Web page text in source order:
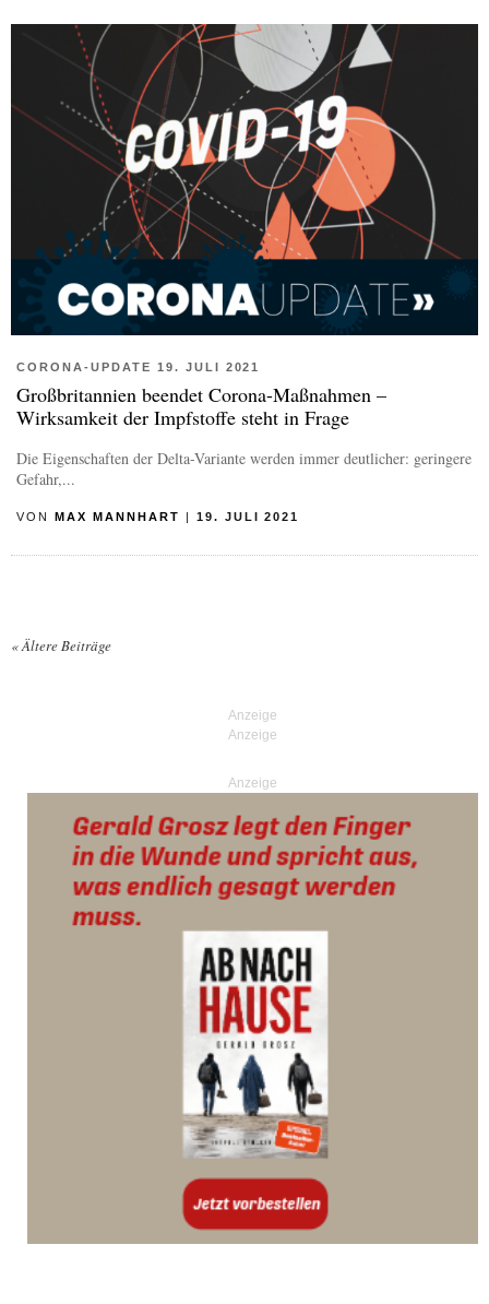
CORONA-UPDATE 19. JULI 2021
Großbritannien beendet Corona-Maßnahmen –
Wirksamkeit der Impfstoffe steht in Frage
Die Eigenschaften der Delta-Variante werden immer deutlicher: geringere
Gefahr,...
VON MAX MANNHART | 19. JULI 2021
«Ältere Beiträge
Anzeige